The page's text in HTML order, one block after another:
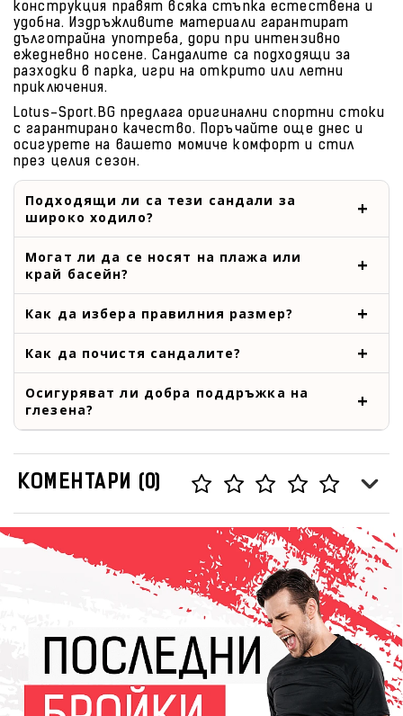
конструкция правят всяка стъпка естествена и
удобна. Издръжливите материали гарантират
дълготрайна употреба, дори при интензивно
ежедневно носене. Сандалите са подходящи за
разходки в парка, игри на открито или летни
приключения.
Lotus-Sport.BG предлага оригинални спортни стоки
с гарантирано качество. Поръчайте още днес и
осигурете на вашето момиче комфорт и стил
през целия сезон.
Подходящи ли са тези сандали за
широко ходило?
Могат ли да се носят на плажа или
край басейн?
Как да избера правилния размер?
Как да почистя сандалите?
Осигуряват ли добра поддръжка на
глезена?
КОМЕНТАРИ (0)